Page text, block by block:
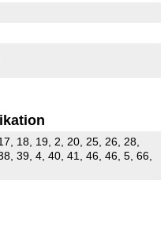
18, 19, 2, 20, 25, 26, 28,
39, 4, 40, 41, 46, 46, 5, 66,